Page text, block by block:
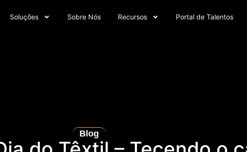
Soluções Sobre Nós Recursos Portal de Talentos
Blog